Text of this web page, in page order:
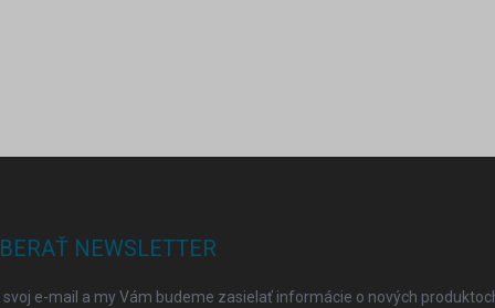
NEWSLETTER
svoj e-mail a my Vám budeme zasielať informácie o nových